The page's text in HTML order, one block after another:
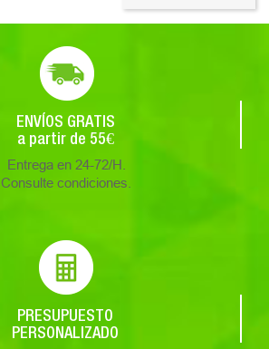
ENVÍOS GRATIS
a partir de 55€
Entrega en 24-72/H.
Consulte condiciones.
PRESUPUESTO
PERSONALIZADO